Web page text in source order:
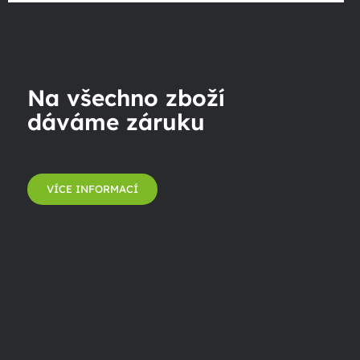
Na všechno zboží
dáváme záruku
VÍCE INFORMACÍ